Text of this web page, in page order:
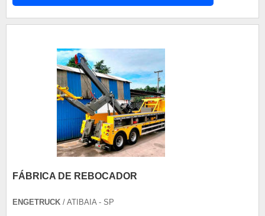
Evita formação de depósitos sob condições de
FÁBRICA DE REBOCADOR
ENGETRUCK / ATIBAIA - SP